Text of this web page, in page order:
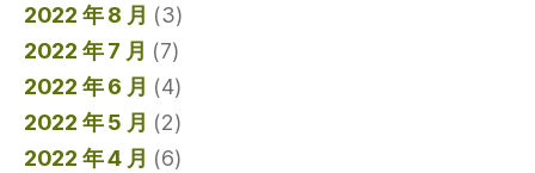
2022 年 8 月 (3)
2022 年 7 月 (7)
2022 年 6 月 (4)
2022 年 5 月 (2)
2022 年 4 月 (6)